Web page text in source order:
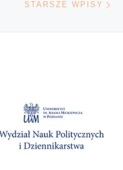
STARSZE WPISY